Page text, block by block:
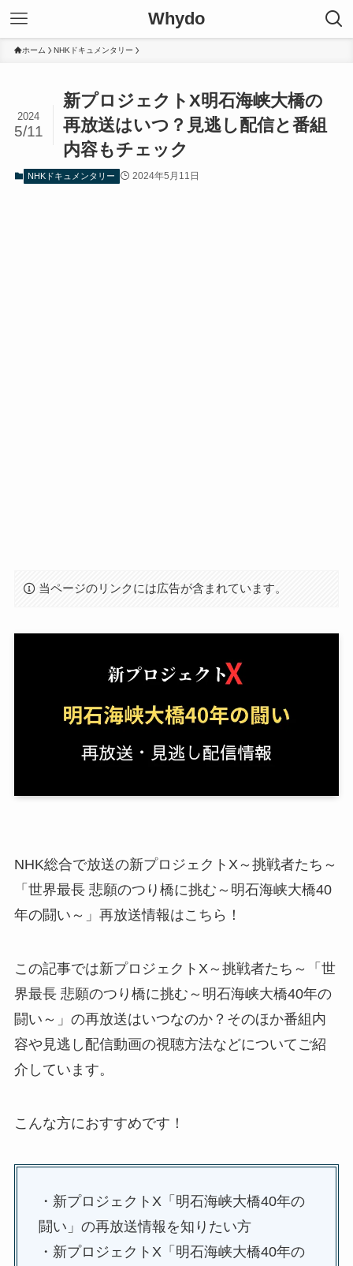
Whydo
ホーム NHKドキュメンタリー
新プロジェクトX明石海峡大橋の
再放送はいつ？見逃し配信と番組
内容もチェック
2024
5/11
NHKドキュメンタリー 2024年5月11日
当ページのリンクには広告が含まれています。
NHK総合で放送の新プロジェクトX～挑戦者たち～
「世界最長 悲願のつり橋に挑む～明石海峡大橋40
年の闘い～」再放送情報はこちら！
この記事では新プロジェクトX～挑戦者たち～「世
界最長 悲願のつり橋に挑む～明石海峡大橋40年の
闘い～」の再放送はいつなのか？そのほか番組内
容や見逃し配信動画の視聴方法などについてご紹
介しています。
こんな方におすすめです！
・新プロジェクトX「明石海峡大橋40年の
闘い」の再放送情報を知りたい方
・新プロジェクトX「明石海峡大橋40年の